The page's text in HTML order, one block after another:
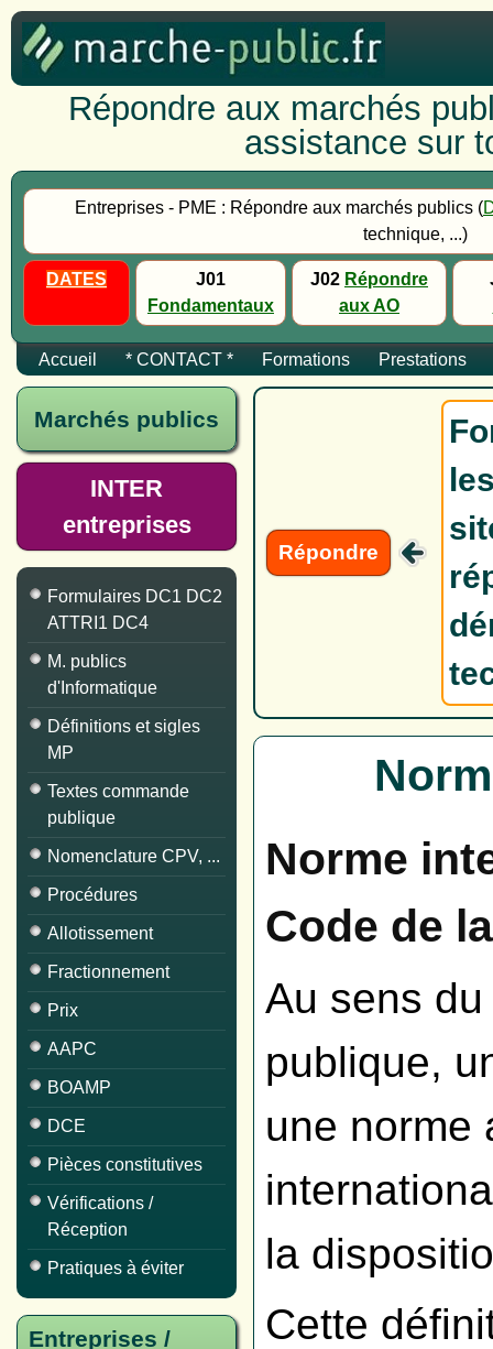
Répondre aux marchés
assistance sur
Entreprises - PME : Répondre aux marchés publics (
technique, ...)
DATES
J01
Fondamentaux
J02 Répondre
aux AO
Accueil * CONTACT * Formations Prestations
Marchés publics
INTER
entreprises
Formulaires DC1 DC2
ATTRI1 DC4
M. publics
d'Informatique
Définitions et sigles
MP
Textes commande
publique
Nomenclature CPV, ...
Procédures
Allotissement
Fractionnement
Prix
AAPC
BOAMP
DCE
Pièces constitutives
Vérifications /
Réception
Pratiques à éviter
Entreprises /
Répondre
Norme
Code de
Au sens
publique,
une norme
la
Cette